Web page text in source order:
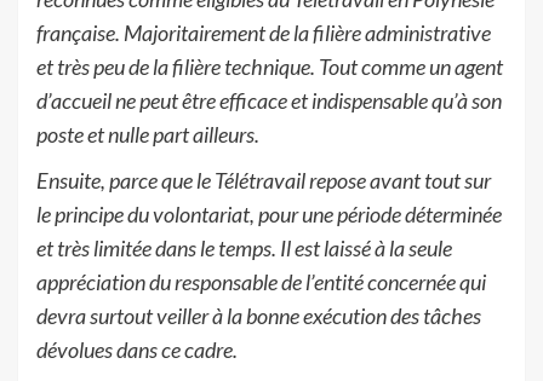
française. Majoritairement de la filière administrative
et très peu de la filière technique. Tout comme un agent
d’accueil ne peut être efficace et indispensable qu’à son
poste et nulle part ailleurs.
Ensuite, parce que le Télétravail repose avant tout sur
le principe du volontariat, pour une période déterminée
et très limitée dans le temps. Il est laissé à la seule
appréciation du responsable de l’entité concernée qui
devra surtout veiller à la bonne exécution des tâches
dévolues dans ce cadre.